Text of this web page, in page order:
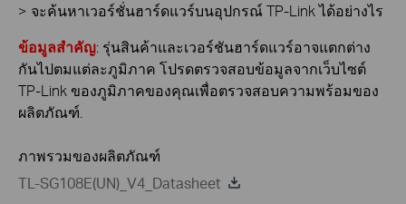
> จะค้นหาเวอร์ชั่นฮาร์ดแวร์บนอุปกรณ์ TP-Link ได้อย่างไร
ข้อมูลสำคัญ: รุ่นสินค้าและเวอร์ชันฮาร์ดแวร์อาจแตกต่าง
กันไปตมแต่ละภูมิภาค โปรดตรวจสอบข้อมูลจากเว็บไซต์
TP-Link ของภูมิภาคของคุณเพื่อตรวจสอบความพร้อมของ
ผลิตภัณฑ์.
ภาพรวมของผลิตภัณฑ์
TL-SG108E(UN)_V4_Datasheet